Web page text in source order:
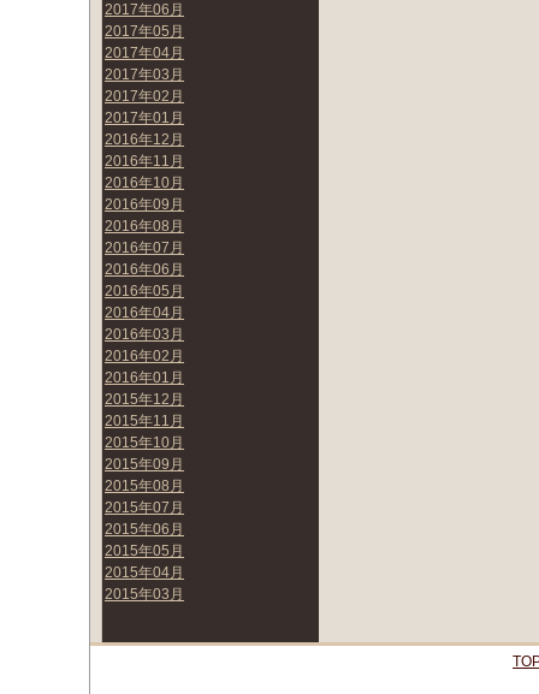
2017年06月
2017年05月
2017年04月
2017年03月
2017年02月
2017年01月
2016年12月
2016年11月
2016年10月
2016年09月
2016年08月
2016年07月
2016年06月
2016年05月
2016年04月
2016年03月
2016年02月
2016年01月
2015年12月
2015年11月
2015年10月
2015年09月
2015年08月
2015年07月
2015年06月
2015年05月
2015年04月
2015年03月